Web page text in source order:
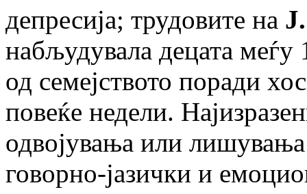
депресија; трудовите на
набљудувала децата
од семејството поради
повеќе недели.
одвојувања или
говорно-јазички и